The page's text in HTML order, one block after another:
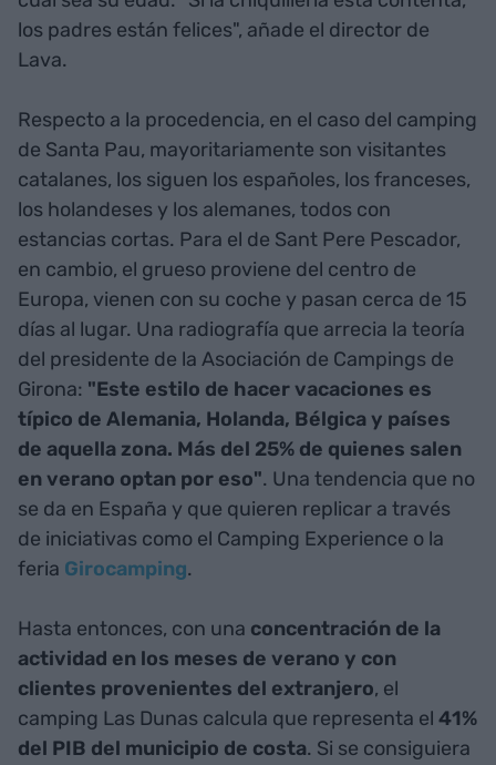
los padres están felices", añade el director de
Lava.
Respecto a la procedencia, en el caso del camping
de Santa Pau, mayoritariamente son visitantes
catalanes, los siguen los españoles, los franceses,
los holandeses y los alemanes, todos con
estancias cortas. Para el de Sant Pere Pescador,
en cambio, el grueso proviene del centro de
Europa, vienen con su coche y pasan cerca de 15
días al lugar. Una radiografía que arrecia la teoría
del presidente de la Asociación de Campings de
Girona: "Este estilo de hacer vacaciones es
típico de Alemania, Holanda, Bélgica y países
de aquella zona. Más del 25% de quienes salen
en verano optan por eso". Una tendencia que no
se da en España y que quieren replicar a través
de iniciativas como el Camping Experience o la
feria Girocamping.
Hasta entonces, con una concentración de la
actividad en los meses de verano y con
clientes provenientes del extranjero, el
camping Las Dunas calcula que representa el 41%
del PIB del municipio de costa. Si se consiguiera